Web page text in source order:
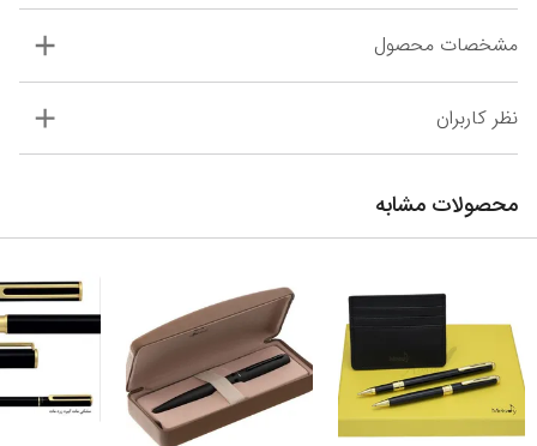
مشخصات محصول
نظر کاربران
محصولات مشابه